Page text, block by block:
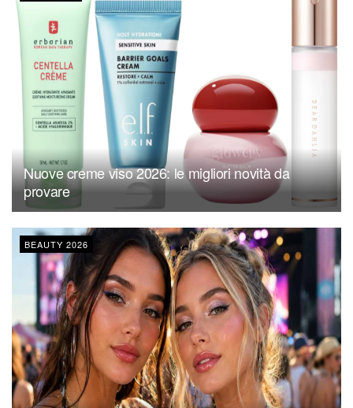
Nuove creme viso 2026: le migliori novità da
provare
BEAUTY 2026